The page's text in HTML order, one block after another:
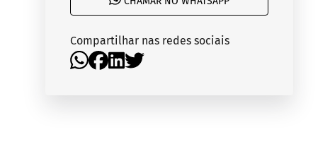
Compartilhar nas redes sociais